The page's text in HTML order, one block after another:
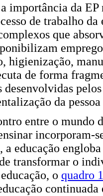
importância da EP
de trabalho
que
higienização,
de forma
desenvolvidas
da
entre o mundo
incorporam-
a educação
transformar o
o quadro 1
continuada